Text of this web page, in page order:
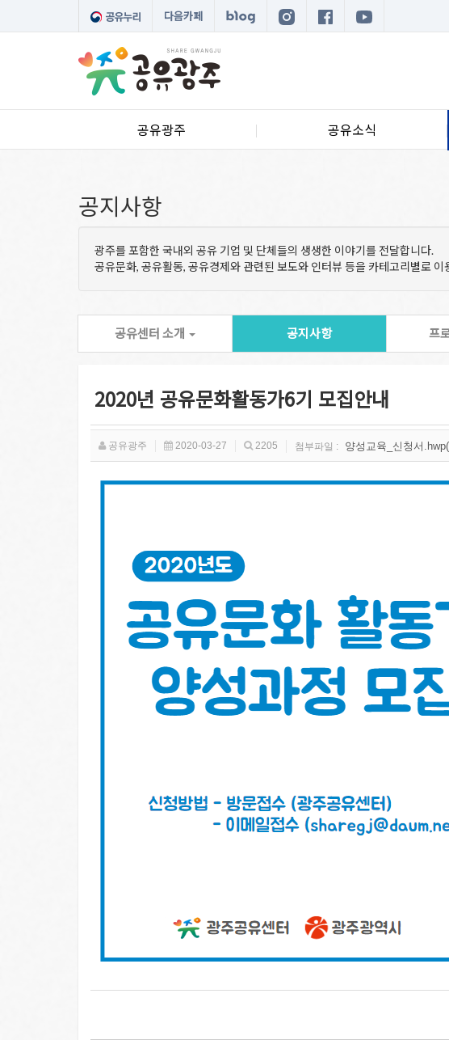
다음카페
공유광주 공유소식
공지사항
광주를 포함한 국내외 공유 기업 및 단체들의 생생한 이야기를 전달합니다.
공유문화, 공유활동, 공유경제와 관련된 보도와 인터뷰 등을 카테고리별로 이
공유센터 소개 공지사항 프
2020년 공유문화활동가6기 모집안내
공유광주 2020-03-27 2205 첨부파일 : 양성교육_신청서